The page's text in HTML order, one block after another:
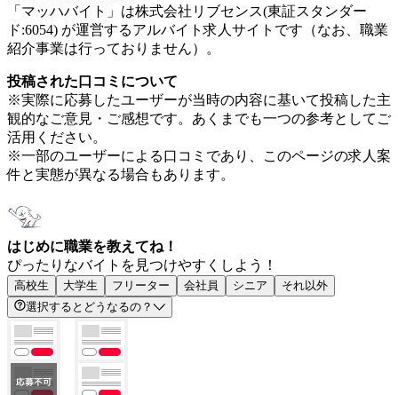
「マッハバイト」は株式会社リブセンス(東証スタンダー
ド:6054) が運営するアルバイト求人サイトです（なお、職業
紹介事業は行っておりません）。
投稿された口コミについて
※実際に応募したユーザーが当時の内容に基いて投稿した主
観的なご意見・ご感想です。あくまでも一つの参考としてご
活用ください。
※一部のユーザーによる口コミであり、このページの求人案
件と実態が異なる場合もあります。
はじめに職業を教えてね！
ぴったりなバイトを見つけやすくしよう！
高校生 大学生 フリーター 会社員 シニア
それ以外
選択するとどうなるの？